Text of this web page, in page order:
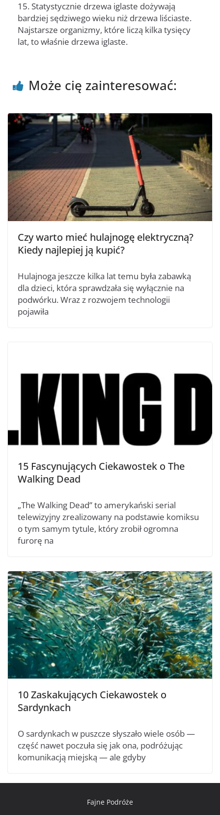
15. Statystycznie drzewa iglaste dożywają
bardziej sędziwego wieku niż drzewa liściaste.
Najstarsze organizmy, które liczą kilka tysięcy
lat, to właśnie drzewa iglaste.
Może cię zainteresować:
Czy warto mieć hulajnogę elektryczną?
Kiedy najlepiej ją kupić?
Hulajnoga jeszcze kilka lat temu była zabawką
dla dzieci, która sprawdzała się wyłącznie na
podwórku. Wraz z rozwojem technologii
pojawiła
15 Fascynujących Ciekawostek o The
Walking Dead
„The Walking Dead” to amerykański serial
telewizyjny zrealizowany na podstawie komiksu
o tym samym tytule, który zrobił ogromna
furorę na
10 Zaskakujących Ciekawostek o
Sardynkach
O sardynkach w puszcze słyszało wiele osób —
część nawet poczuła się jak ona, podróżując
komunikacją miejską — ale gdyby
Fajne Podróże